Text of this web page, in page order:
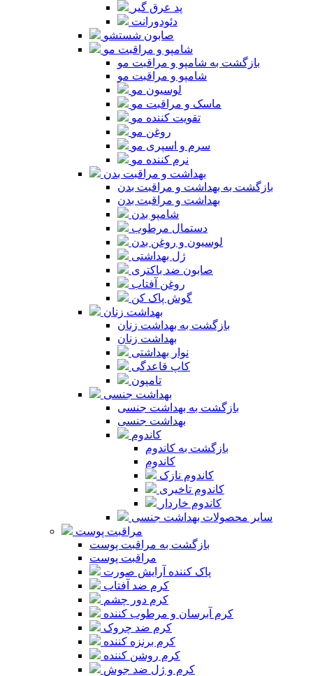
پد عرق گیر
دئودورانت
صابون شستشو
شامپو و مراقبت مو
بازگشت به شامپو و مراقبت مو
شامپو و مراقبت مو
لوسیون مو
ماسک و مراقبت مو
تقویت کننده مو
روغن مو
سرم و اسپری مو
نرم کننده مو
بهداشت و مراقبت بدن
بازگشت به بهداشت و مراقبت بدن
بهداشت و مراقبت بدن
شامپو بدن
دستمال مرطوب
لوسیون و روغن بدن
ژل بهداشتی
صابون ضد باکتری
روغن آفتاب
گوش پاک کن
بهداشت زنان
بازگشت به بهداشت زنان
بهداشت زنان
نوار بهداشتی
کاپ قاعدگی
تامپون
بهداشت جنسی
بازگشت به بهداشت جنسی
بهداشت جنسی
کاندوم
بازگشت به کاندوم
کاندوم
کاندوم نازک
کاندوم تاخیری
کاندوم خاردار
سایر محصولات بهداشت جنسی
مراقبت پوست
بازگشت به مراقبت پوست
مراقبت پوست
پاک کننده آرایش صورت
کرم ضد آفتاب
کرم دور چشم
کرم آبرسان و مرطوب کننده
کرم ضد چروک
کرم برنزه کننده
کرم روشن کننده
کرم و ژل ضد جوش